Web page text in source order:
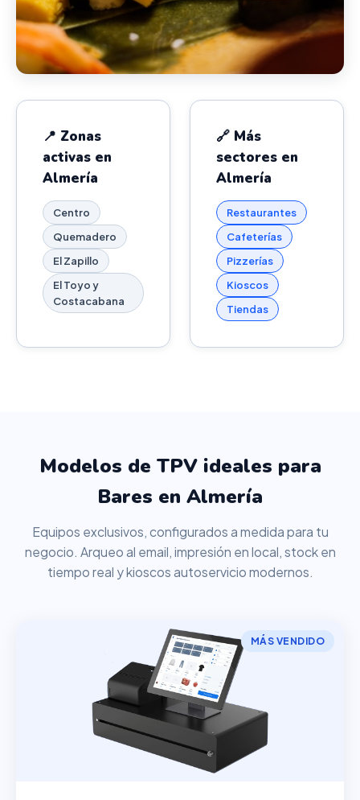
📍 Zonas
activas en
Almería
Centro
Quemadero
El Zapillo
El Toyo y
Costacabana
🔗 Más
sectores en
Almería
Restaurantes
Cafeterías
Pizzerías
Kioscos
Tiendas
Modelos de TPV ideales para
Bares en Almería
Equipos exclusivos, configurados a medida para tu
negocio. Arqueo al email, impresión en local, stock en
tiempo real y kioscos autoservicio modernos.
MÁS VENDIDO